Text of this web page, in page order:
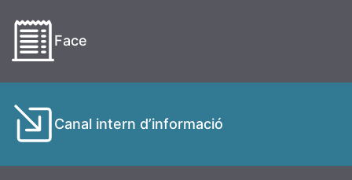
Face
Canal intern d’informació